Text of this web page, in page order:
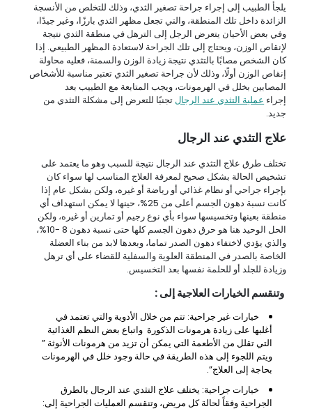
يلجأ الطبيب إلى إجراء جراحة تصغير الثدي، وذلك للتخلص من الأنسجة
الزائدة داخل تلك المنطقة، والتي تجعل مظهر الثدي بارزًا، وغير جيدًا،
وفي بعض الأحيان يتعرض الرجل إلى الترهل في منطقة الثدي نتيجة
لإنقاص الوزن، ويحتاج إلى تلك الجراحة لاستعادة المظهر الطبيعي. إذا
كان الشخص مصابًا بالتثدي نتيجة زيادة الوزن والسمنة، فعليه محاولة
إنقاص الوزن أولًا، وذلك لأن جراحة تصغير الثدي تعتبر مناسبة للأشخاص
المصابين بخلل في الهرمونات، ويجب المتابعة مع الطبيب بعد
إجراء عملية التثدي عند الرجال تجنبًا للتعرض إلى مشكلة التثدي من
جديد.
علاج التثدي عند الرجال
تختلف طرق علاج التثدي عند الرجال نتيجة للسبب وهو ما يعتمد على
تشخيص الحالة بشكل صحيح لمعرفة العلاج المناسب لها سواء كان
بإجراء جراحي أو نظام غذائي أو رياضة أو غيره، ولكن بشكل عام إذا
كانت نسبة دهون الجسم أعلى من 25%، حينها لا يمكن استهداف أي
منطقة بعينها وتخسيسها سواء بأي نوع رجيم أو تمارين أو غيره، ولكن
الحل الوحيد هنا هو حرق دهون الجسم كلها حتى نسبة دهون 8 -10%،
والذي يؤدي لاختفاء دهون الصدر تماما، وبعدها لابد من بناء العضلة
الخاصة بالصدر في المنطقة العلوية والسفلية للقضاء على أي ترهل
وزيادة للجلد أو للحلمة نفسها بعد التخسيس.
وتنقسم الخيارات العلاجية إلى :
خيارات غير جراحية: تتم من خلال الأدوية والتي تعتمد في
أغلبها على زيادة هرمونات الذكورة واتباع بعض النظم الغذائية
التي تقلل من الأطعمة التي يمكن أن تزيد من هرمونات الأنوثة ”
ويتم اللجوء إلى هذه الطريقة في حالة وجود خلل في الهرمونات
بحاجة إلى العلاج”.
خيارات جراحية: يختلف علاج التثدي عند الرجال بالطرق
الجراحية وفقاً لحالة كل مريض، وتنقسم العمليات الجراحية إلى: